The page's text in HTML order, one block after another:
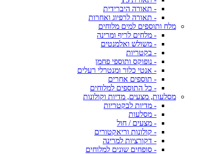
- תאורה היברידית
- תאורה לרפיוג ואחרות
מלח ותוספים למים מלוחים
- מלחים לריף ומרינה
- משולש ואלמנטים
- בקטריות
- נופוקס ותוספי פחמן
- אנטי כלור ומנטרלי רעלים
- תוספים אחרים
- כל התוספים למלוחים
מסלעות, מצעים, מדיות וקולונות
- מדיות לבקטריות
- מסלעות
- מצעים / חול
- קולונות וריאקטורים
- דקורציות למרינה
- סופחים שונים למלוחים